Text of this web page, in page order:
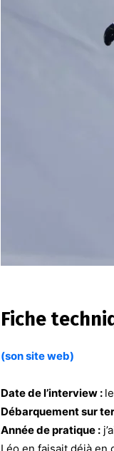
Fiche
(son site web)
Date de l’interview :
Débarquement sur
Année de pratique :